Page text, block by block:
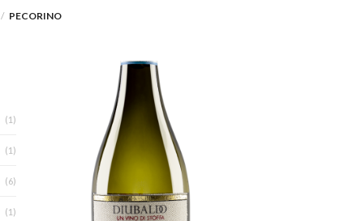
/ PECORINO
(1)
(1)
(6)
(1)